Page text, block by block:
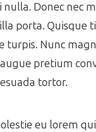
Donec nec
porta.
Nunc
pretium
tortor.
eu lorem